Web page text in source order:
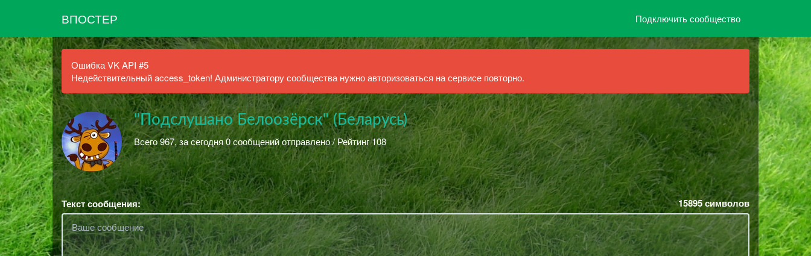
ВПОСТЕР Подключить сообщество
Ошибка VK API #5
Недействительный access_token! Администратору сообщества нужно авторизоваться на сервисе повторно.
"Подслушано Белоозёрск" (Беларусь)
Всего 967, за сегодня 0 сообщений отправлено / Рейтинг 108
Текст сообщения: 15895символов